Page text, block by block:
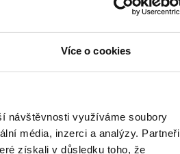
Více o cookies
návštěvnosti využíváme soubory
média, inzerci a analýzy. Partneři
získali v důsledku toho, že